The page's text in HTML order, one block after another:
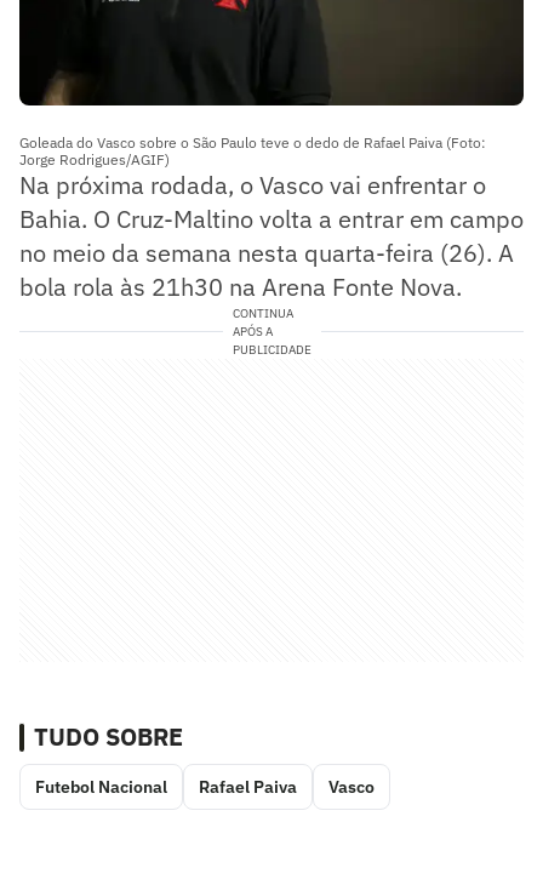
Goleada do Vasco sobre o São Paulo teve o dedo de Rafael Paiva (Foto:
Jorge Rodrigues/AGIF)
Na próxima rodada, o Vasco vai enfrentar o
Bahia. O Cruz-Maltino volta a entrar em campo
no meio da semana nesta quarta-feira (26). A
bola rola às 21h30 na Arena Fonte Nova.
CONTINUA
APÓS A
PUBLICIDADE
TUDO SOBRE
Futebol Nacional Rafael Paiva Vasco